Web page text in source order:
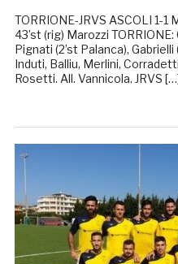
TORRIONE-JRVS ASCOLI 1-1
43’st (rig) Marozzi
Pignati (2’st Palanca), Gabrielli
Induti, Balliu, Merlini,
Rosetti. All. Vannicola. JRVS